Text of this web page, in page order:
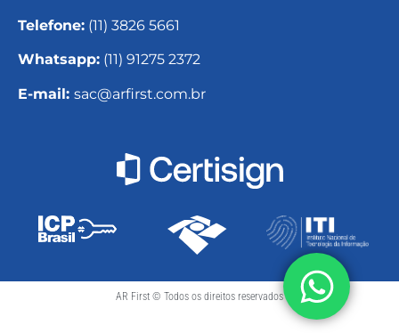
Telefone: (11) 3826 5661
Whatsapp: (11) 91275 2372
E-mail: sac@arfirst.com.br
AR First © Todos os direitos reservados